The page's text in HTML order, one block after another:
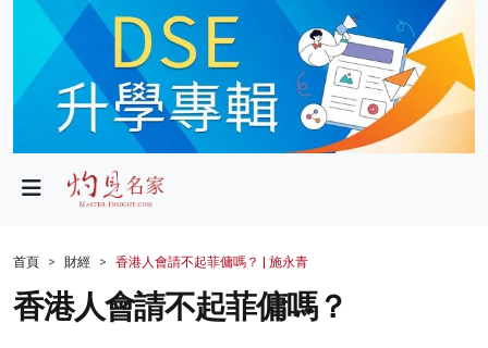
政局
財經
生活
首頁 財經 香港人會請不起菲傭嗎？ | 施永青
香港人會請不起菲傭嗎？